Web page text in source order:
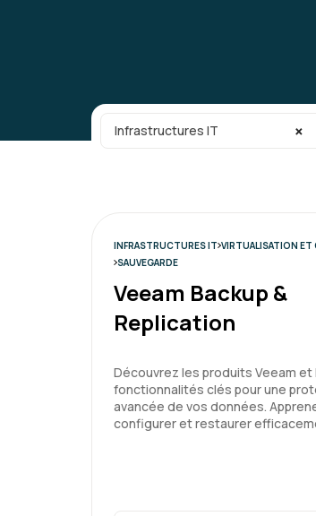
Catégorie principale ×
Infrastructures IT
INFRASTRUCTURES IT VIRTUALISATION ET
SAUVEGARDE
Veeam Backup &
Replication
Découvrez les produits Veeam et
fonctionnalités clés pour une
avancée de vos données.
configurer et restaurer